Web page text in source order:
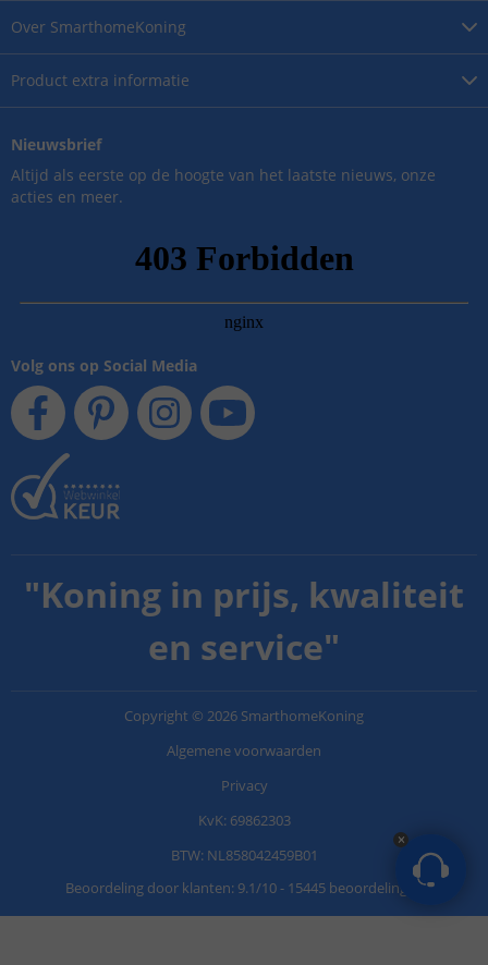
Over SmarthomeKoning
Product extra informatie
Nieuwsbrief
Altijd als eerste op de hoogte van het laatste nieuws, onze
acties en meer.
Volg ons op Social Media
"Koning in prijs, kwaliteit
en service"
Copyright © 2026 SmarthomeKoning
Algemene voorwaarden
Privacy
KvK: 69862303
BTW: NL858042459B01
Beoordeling door klanten: 9.1/10- 15445 beoordelingen